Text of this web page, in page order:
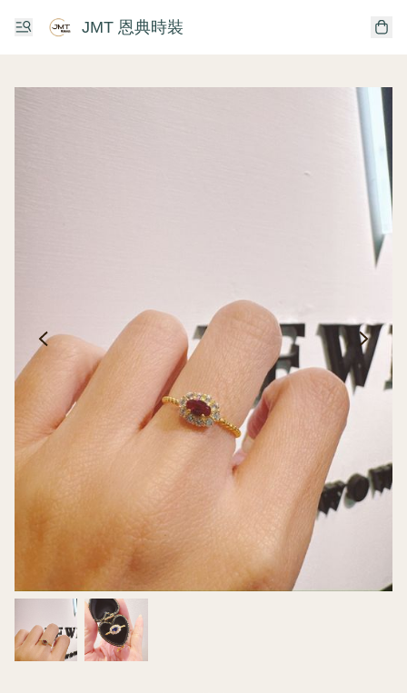
JMT 恩典時裝